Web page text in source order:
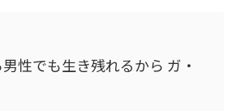
性でも生き残れるから ガ・